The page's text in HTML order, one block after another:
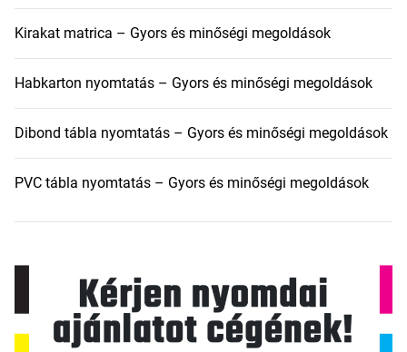
Kirakat matrica – Gyors és minőségi megoldások
Habkarton nyomtatás – Gyors és minőségi megoldások
Dibond tábla nyomtatás – Gyors és minőségi megoldások
PVC tábla nyomtatás – Gyors és minőségi megoldások